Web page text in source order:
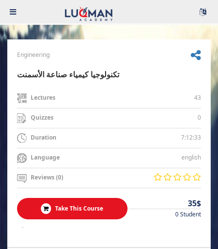
Engineering
تكنولوجيا كيمياء صناعة الأسمنت
Lectures 43
Quizzes 0
Duration 7:12:33
Language english
Reviews (0)
Take This Course 35$
0 Student
.